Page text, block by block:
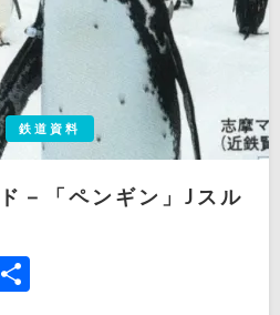
鉄道資料
－「ペンギン」Jスル